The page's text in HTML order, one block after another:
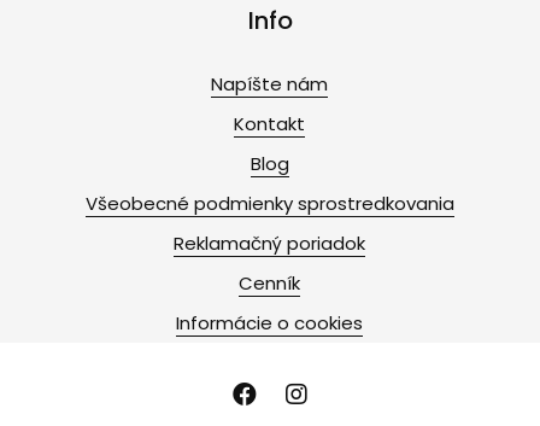
Info
Napíšte nám
Kontakt
Blog
Všeobecné podmienky sprostredkovania
Reklamačný poriadok
Cenník
Informácie o cookies